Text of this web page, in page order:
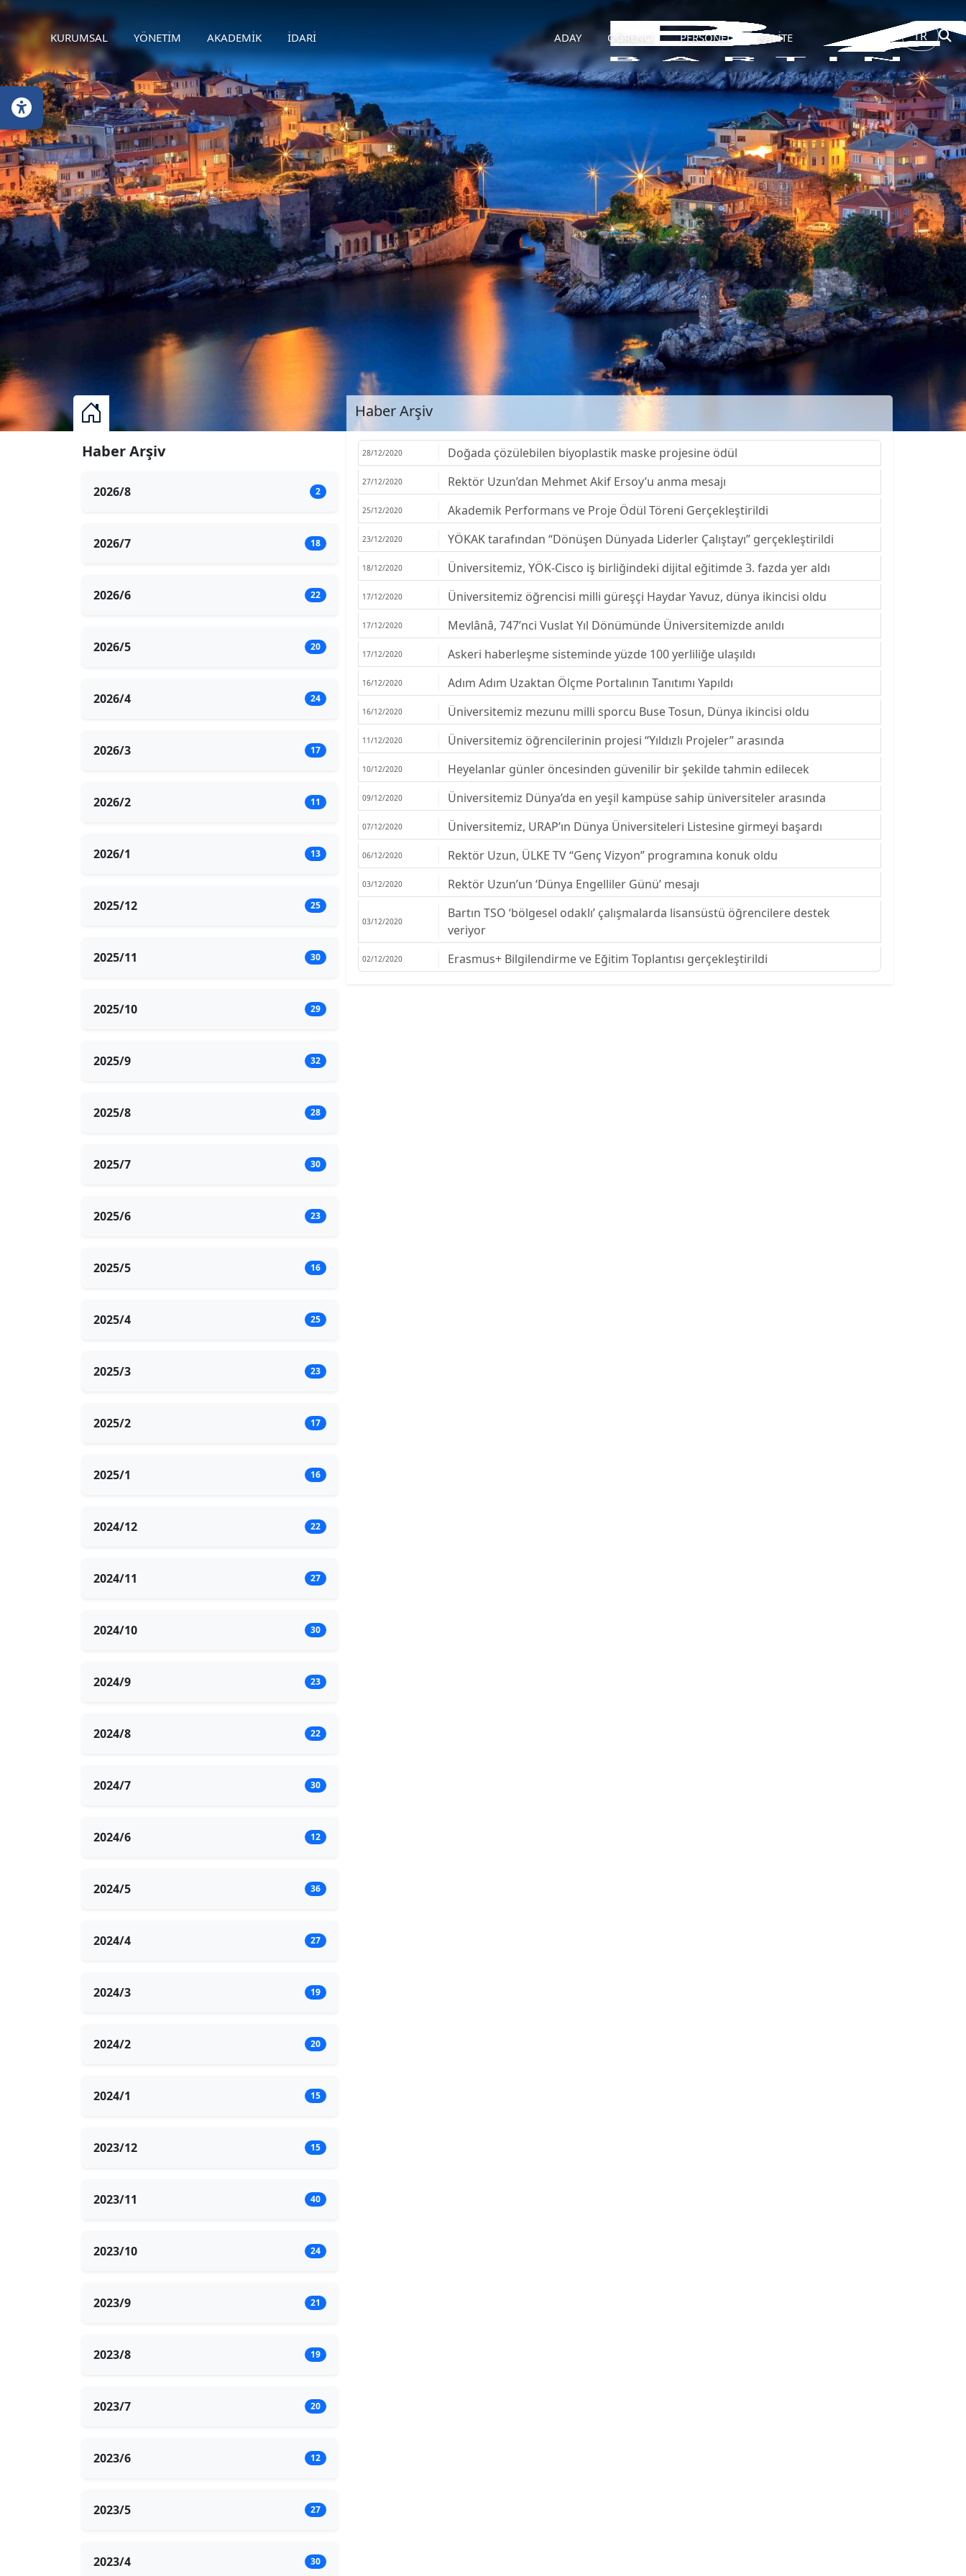
KURUMSAL YÖNETİM AKADEMİK İDARİ ADAY ÖĞRENCİ PERSONEL KALİTE TR
Haber Arşiv
Haber Arşiv
2026/8 2
2026/7 18
2026/6 22
2026/5 20
2026/4 24
2026/3 17
2026/2 11
2026/1 13
2025/12 25
2025/11 30
2025/10 29
2025/9 32
2025/8 28
2025/7 30
2025/6 23
2025/5 16
2025/4 25
2025/3 23
2025/2 17
2025/1 16
2024/12 22
2024/11 27
2024/10 30
2024/9 23
2024/8 22
2024/7 30
2024/6 12
2024/5 36
2024/4 27
2024/3 19
2024/2 20
2024/1 15
2023/12 15
2023/11 40
2023/10 24
2023/9 21
2023/8 19
2023/7 20
2023/6 12
2023/5 27
2023/4 30
28/12/2020 Doğada çözülebilen biyoplastik maske projesine ödül
27/12/2020 Rektör Uzun’dan Mehmet Akif Ersoy’u anma mesajı
25/12/2020 Akademik Performans ve Proje Ödül Töreni Gerçekleştirildi
23/12/2020 YÖKAK tarafından “Dönüşen Dünyada Liderler Çalıştayı” gerçekleştirildi
18/12/2020 Üniversitemiz, YÖK-Cisco iş birliğindeki dijital eğitimde 3. fazda yer aldı
17/12/2020 Üniversitemiz öğrencisi milli güreşçi Haydar Yavuz, dünya ikincisi oldu
17/12/2020 Mevlânâ, 747’nci Vuslat Yıl Dönümünde Üniversitemizde anıldı
17/12/2020 Askeri haberleşme sisteminde yüzde 100 yerliliğe ulaşıldı
16/12/2020 Adım Adım Uzaktan Ölçme Portalının Tanıtımı Yapıldı
16/12/2020 Üniversitemiz mezunu milli sporcu Buse Tosun, Dünya ikincisi oldu
11/12/2020 Üniversitemiz öğrencilerinin projesi “Yıldızlı Projeler” arasında
10/12/2020 Heyelanlar günler öncesinden güvenilir bir şekilde tahmin edilecek
09/12/2020 Üniversitemiz Dünya’da en yeşil kampüse sahip üniversiteler arasında
07/12/2020 Üniversitemiz, URAP’ın Dünya Üniversiteleri Listesine girmeyi başardı
06/12/2020 Rektör Uzun, ÜLKE TV “Genç Vizyon” programına konuk oldu
03/12/2020 Rektör Uzun’un ‘Dünya Engelliler Günü’ mesajı
03/12/2020
Bartın TSO ‘bölgesel odaklı’ çalışmalarda lisansüstü öğrencilere destek
veriyor
02/12/2020 Erasmus+ Bilgilendirme ve Eğitim Toplantısı gerçekleştirildi